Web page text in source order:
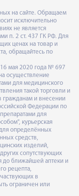
на сайте. Обращаем
исключительно
не является
п. 2 ст. 437 ГК РФ. Для
ценах на товар и
обращайтесь по
мая 2020 года № 697
осуществление
для медицинского
такой торговли и
гражданам и внесении
Федерации по
для
курьерская
определённых
средств,
изделий,
сопутствующих
до ближайшей аптеки и
рецепта,
в
ограничен или